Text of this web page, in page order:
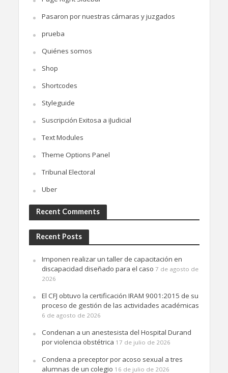
Pasaron por nuestras cámaras y juzgados
prueba
Quiénes somos
Shop
Shortcodes
Styleguide
Suscripción Exitosa a iJudicial
Text Modules
Theme Options Panel
Tribunal Electoral
Uber
Recent Comments
Recent Posts
Imponen realizar un taller de capacitación en
discapacidad diseñado para el caso 7 de agosto de
2026
El CFJ obtuvo la certificación IRAM 9001:2015 de su
proceso de gestión de las actividades académicas
6 de agosto de 2026
Condenan a un anestesista del Hospital Durand
por violencia obstétrica 17 de julio de 2026
Condena a preceptor por acoso sexual a tres
alumnas de un colegio 16 de julio de 2026